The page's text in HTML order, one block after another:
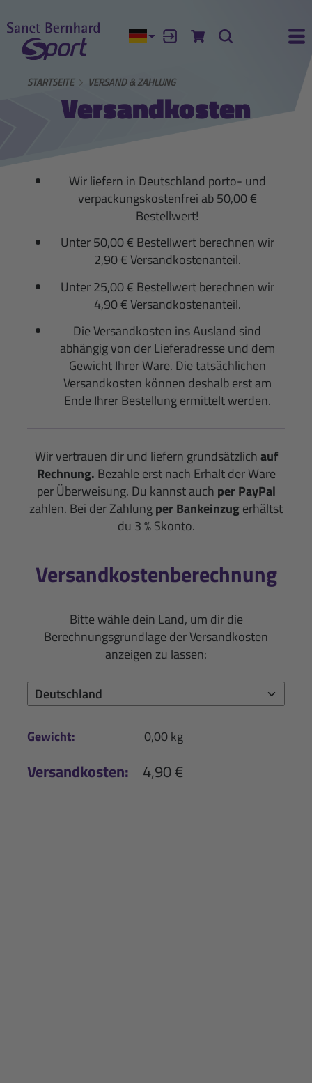
Aktuelle Sprache:
AnmeldenZum Warenkorb
Suche
STARTSEITE VERSAND & ZAHLUNG
Versandkosten
Wir liefern in Deutschland porto- und
verpackungskostenfrei ab 50,00 €
Bestellwert!
Unter 50,00 € Bestellwert berechnen wir
2,90 € Versandkostenanteil.
Unter 25,00 € Bestellwert berechnen wir
4,90 € Versandkostenanteil.
Die Versandkosten ins Ausland sind
abhängig von der Lieferadresse und dem
Gewicht Ihrer Ware. Die tatsächlichen
Versandkosten können deshalb erst am
Ende Ihrer Bestellung ermittelt werden.
Wir vertrauen dir und liefern grundsätzlichauf
Rechnung. Bezahle erst nach Erhalt der Ware
per Überweisung. Du kannst auch per PayPal
zahlen. Bei der Zahlungper Bankeinzugerhältst
du 3 % Skonto.
Versandkostenberechnung
Bitte wähle dein Land, um dir die
Berechnungsgrundlage der Versandkosten
anzeigen zu lassen:
Gewicht: 0,00 kg
Versandkosten: 4,90 €